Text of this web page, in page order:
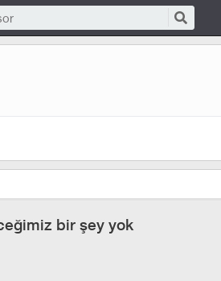
bir şey yok